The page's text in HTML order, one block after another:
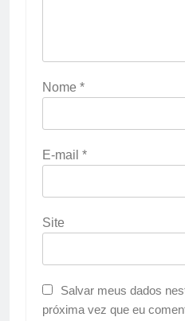
Nome *
E-mail *
Site
Salvar meus dados
próxima vez que eu